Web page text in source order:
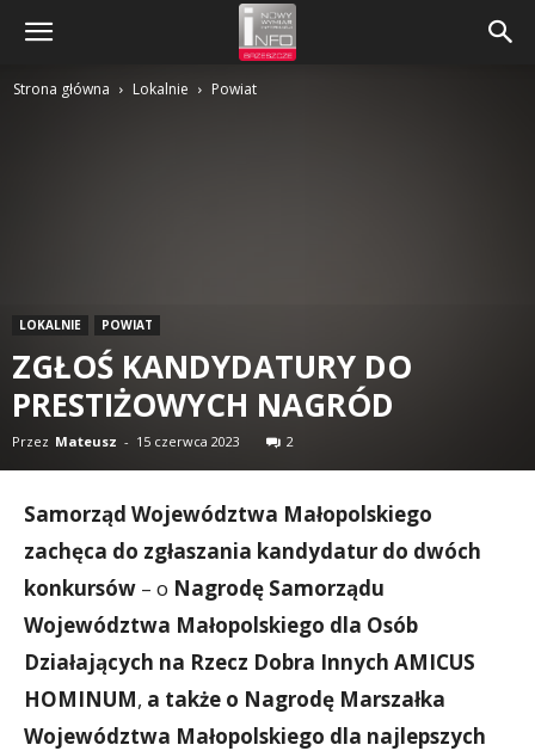
Strona główna Lokalnie Powiat
LOKALNIE POWIAT
ZGŁOŚ KANDYDATURY DO
PRESTIŻOWYCH NAGRÓD
Przez Mateusz - 15 czerwca 2023 2
Samorząd Województwa Małopolskiego
zachęca do zgłaszania kandydatur do dwóch
konkursów – o Nagrodę Samorządu
Województwa Małopolskiego dla Osób
Działających na Rzecz Dobra Innych AMICUS
HOMINUM, a także o Nagrodę Marszałka
Województwa Małopolskiego dla najlepszych